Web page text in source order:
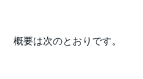
概要は次のとおりです。